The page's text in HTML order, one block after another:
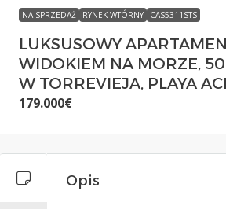
NA SPRZEDAŻ RYNEK WTÓRNY CAS5311STS
LUKSUSOWY
WIDOKIEM NA MORZE,
W TORREVIEJA, PLAYA
179.000€
Opis